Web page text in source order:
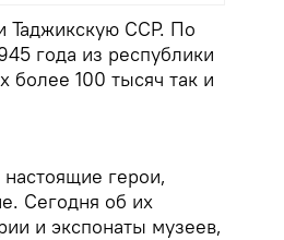
Таджикскую ССР. По
года из республики
более 100 тысяч так и
герои,
Сегодня об их
и экспонаты музеев,